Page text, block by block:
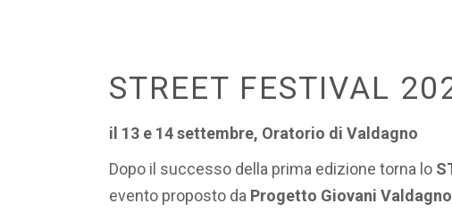
STREET FESTIVAL
il 13 e 14 settembre, Oratorio di Valdagno
Dopo il successo della prima edizione torna lo
evento proposto da Progetto Giovani Valdagno